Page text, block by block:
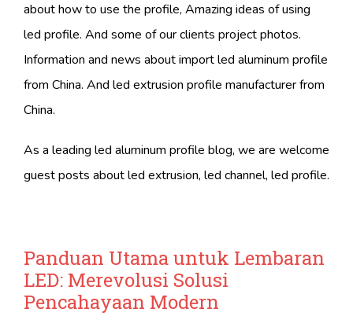
about how to use the profile, Amazing ideas of using
led profile. And some of our clients project photos.
Information and news about import led aluminum profile
from China. And led extrusion profile manufacturer from
China.
As a leading led aluminum profile blog, we are welcome
guest posts about led extrusion, led channel, led profile.
Panduan Utama untuk Lembaran
LED: Merevolusi Solusi
Pencahayaan Modern